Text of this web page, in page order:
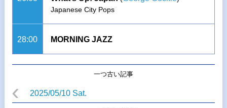
Japanese City Pops
28:00 MORNING JAZZ
一つ古い記事
2025/05/10 Sat.